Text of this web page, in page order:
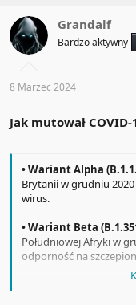
e
m
a
z
t
Grandalf
Bardzo aktywny
8 Marzec 2024
Jak mutował COVID-
• Wariant Alpha
Brytanii w grudniu
wirus.
• Wariant Beta
Południowej Afryki w
odporność na